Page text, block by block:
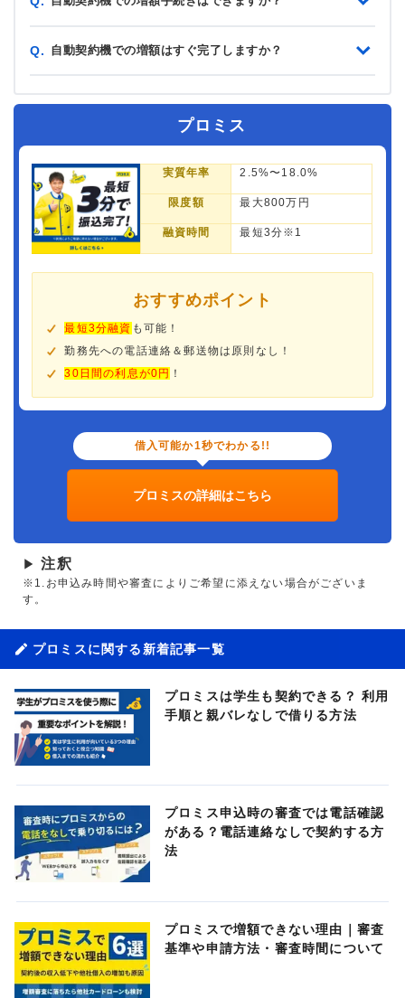
Q. 自動契約機での増額はすぐ完了しますか？
プロミス
実質年率 2.5%〜18.0%
限度額 最大800万円
融資時間 最短3分※1
おすすめポイント
最短3分融資 も可能！
勤務先への電話連絡＆郵送物は原則なし！
30日間の利息が0円 ！
借入可能か1秒でわかる!!
プロミスの詳細はこちら
▶ 注釈
※1.お申込み時間や審査によりご希望に添えない場合がございま
す。
プロミスに関する新着記事一覧
プロミスは学生も契約できる？ 利用
手順と親バレなしで借りる方法
プロミス申込時の審査では電話確認
がある？電話連絡なしで契約する方
法
プロミスで増額できない理由｜審査
基準や申請方法・審査時間について